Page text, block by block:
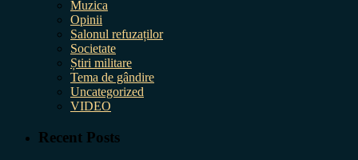
Muzica
Opinii
Salonul refuzaților
Societate
Știri militare
Tema de gândire
Uncategorized
VIDEO
Recent Posts